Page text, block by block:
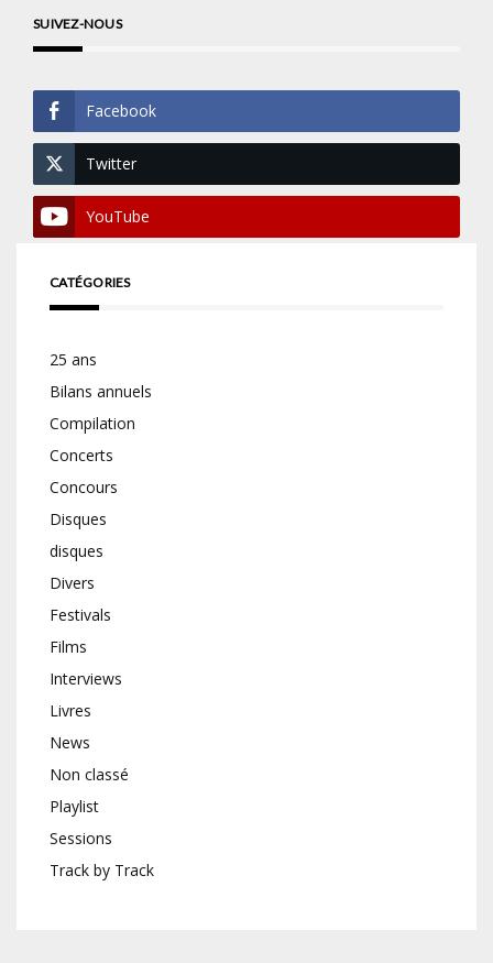
SUIVEZ-NOUS
Facebook
Twitter
YouTube
CATÉGORIES
25 ans
Bilans annuels
Compilation
Concerts
Concours
Disques
disques
Divers
Festivals
Films
Interviews
Livres
News
Non classé
Playlist
Sessions
Track by Track